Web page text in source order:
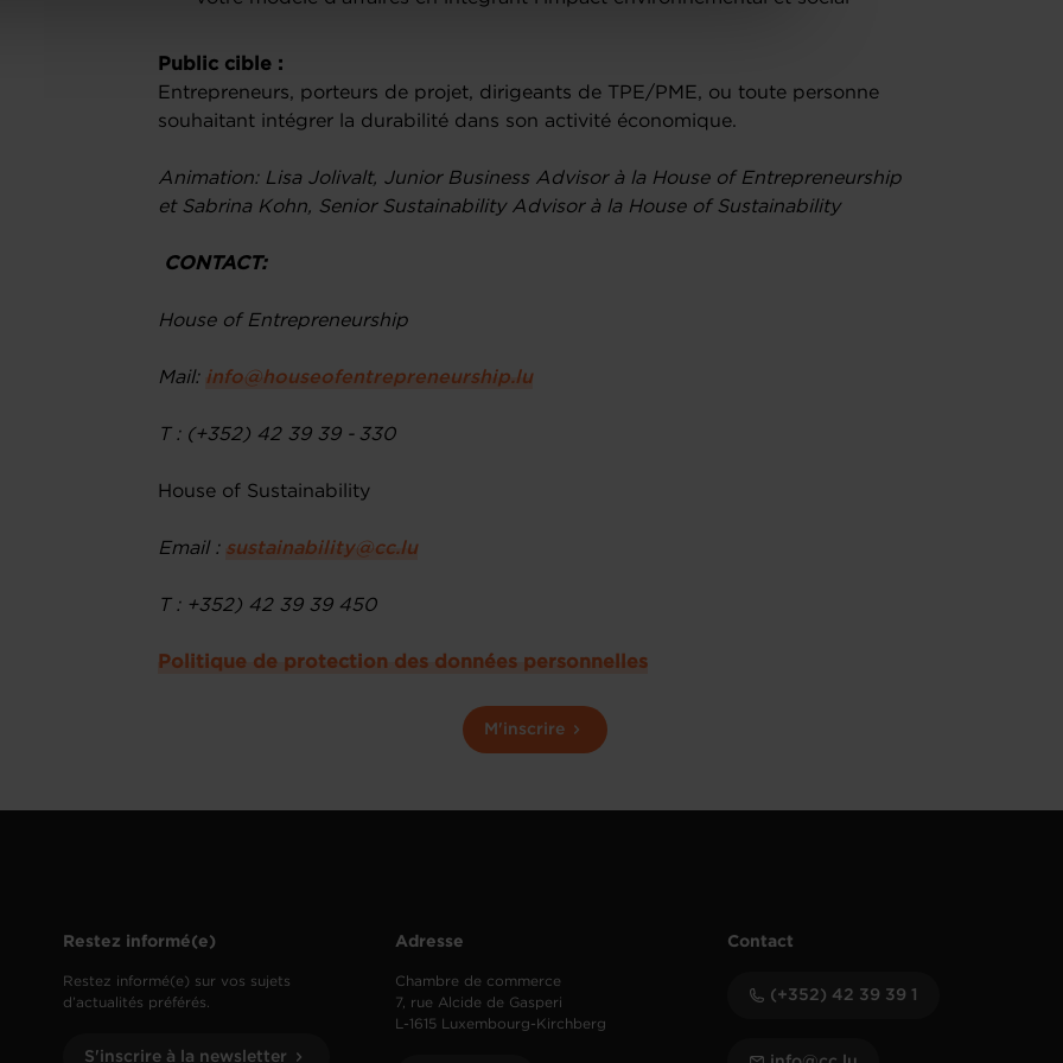
Public cible :
Entrepreneurs, porteurs de projet, dirigeants de TPE/PME, ou toute personne
souhaitant intégrer la durabilité dans son activité économique.
Animation: Lisa Jolivalt, Junior Business Advisor à la House of Entrepreneurship
et Sabrina Kohn, Senior Sustainability Advisor à la House of Sustainability
CONTACT:
House of Entrepreneurship
Mail: info@houseofentrepreneurship.lu
T : (+352) 42 39 39 - 330
House of Sustainability
Email : sustainability@cc.lu
T : +352) 42 39 39 450
Politique de protection des données personnelles
M'inscrire
Restez informé(e)
Restez informé(e) sur vos sujets
d’actualités préférés.
S'inscrire à la newsletter
Adresse
Chambre de commerce
7, rue Alcide de Gasperi
L-1615 Luxembourg-Kirchberg
Contact
(+352) 42 39 39 1